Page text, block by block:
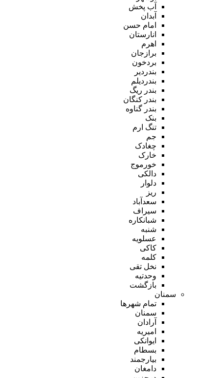
آب پخش
آبدان
امام حسن
انارستان
اهرم
برازجان
بردخون
بندردیر
بندردیلم
بندر ریگ
بندر کنگان
بندر گناوه
بنک
تنگ ارم
جم
چغادک
خارک
خورموج
دالکی
دلوار
ریز
سعدآباد
سیراف
شبانکاره
شنبه
عسلویه
کاکی
کلمه
نخل تقی
وحدتیه
بازگشت
سمنان
تمام شهر‌ها
سمنان
آرادان
امیریه
ایوانکی
بسطام
بیارجمند
دامغان